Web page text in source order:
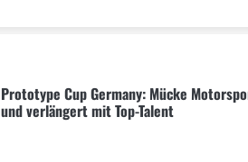
Prototype Cup Germany: Mücke
und verlängert mit Top-Talent